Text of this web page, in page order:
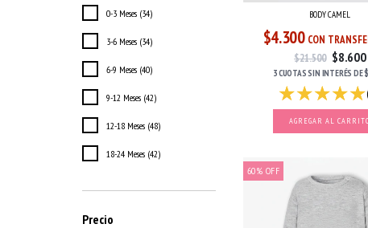
0-3 Meses (34)
3-6 Meses (34)
6-9 Meses (40)
9-12 Meses (42)
12-18 Meses (48)
18-24 Meses (42)
Precio
BODY CAMEL
$4.300 CON
$21.500 $8.600
3 CUOTASSIN INTERÉS DE
AGREGAR AL
60% OFF